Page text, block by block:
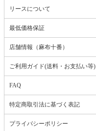
リースについて
最低価格保証
店舗情報（麻布十番）
ご利用ガイド(送料・お支払い等)
FAQ
特定商取引法に基づく表記
プライバシーポリシー